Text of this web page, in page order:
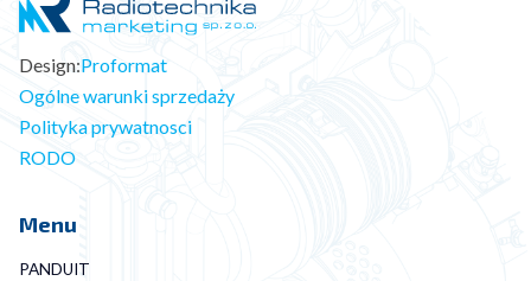
Design:Proformat
Ogólne warunki sprzedaży
Polityka prywatnosci
RODO
Menu
PANDUIT